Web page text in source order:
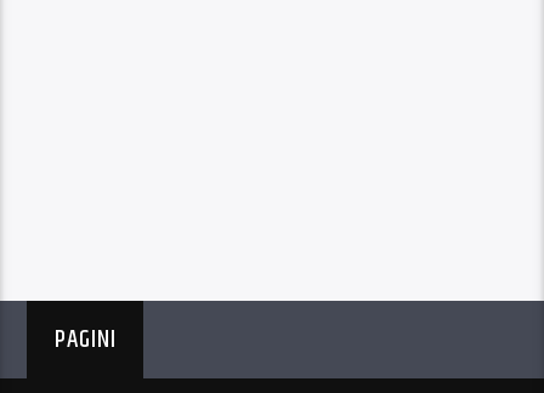
PAGINI